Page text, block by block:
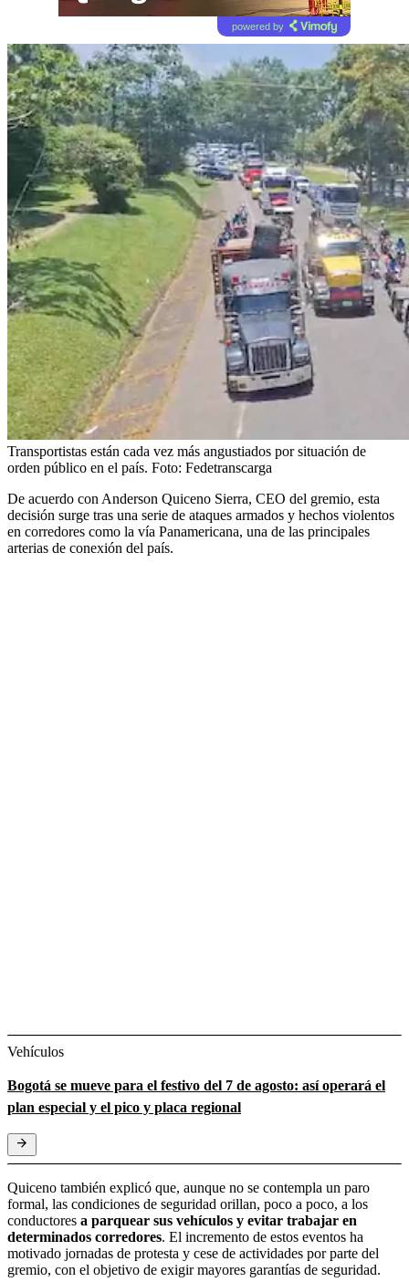
powered by
Transportistas están cada vez más angustiados por situación de
orden público en el país. Foto: Fedetranscarga
De acuerdo con Anderson Quiceno Sierra, CEO del gremio, esta
decisión surge tras una serie de ataques armados y hechos violentos
en corredores como la vía Panamericana, una de las principales
arterias de conexión del país.
Vehículos
Bogotá se mueve para el festivo del 7 de agosto: así operará el
plan especial y el pico y placa regional
Quiceno también explicó que, aunque no se contempla un paro
formal, las condiciones de seguridad orillan, poco a poco, a los
conductores a parquear sus vehículos y evitar trabajar en
determinados corredores. El incremento de estos eventos ha
motivado jornadas de protesta y cese de actividades por parte del
gremio, con el objetivo de exigir mayores garantías de seguridad.